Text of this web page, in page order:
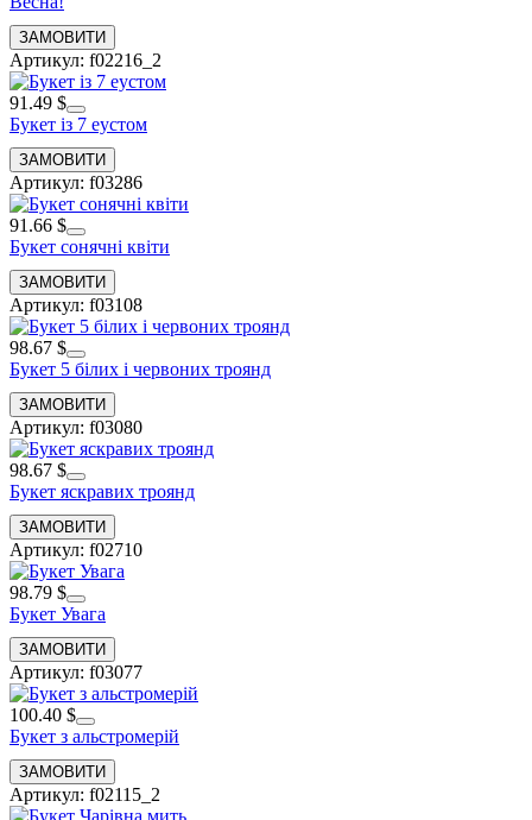
Артикул: f02216_2
91.49 $
Букет із 7 еустом
Артикул: f03286
91.66 $
Букет сонячні квіти
Артикул: f03108
98.67 $
Букет 5 білих і червоних троянд
Артикул: f03080
98.67 $
Букет яскравих троянд
Артикул: f02710
98.79 $
Букет Увага
Артикул: f03077
100.40 $
Букет з альстромерій
Артикул: f02115_2